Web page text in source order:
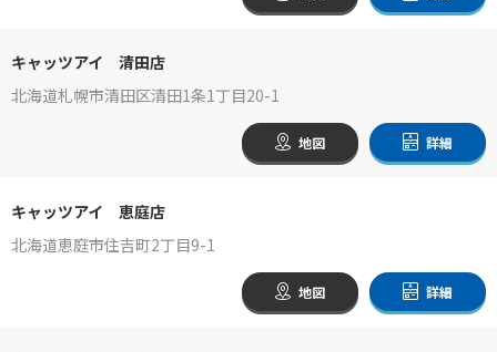
キャッツアイ 清田店
北海道札幌市清田区清田1条1丁目20-1
地図 詳細
キャッツアイ 恵庭店
北海道恵庭市住吉町2丁目9-1
地図 詳細